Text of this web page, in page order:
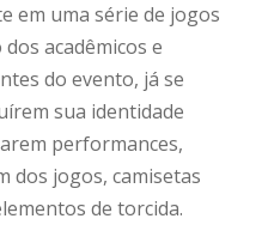
em uma série de jogos
acadêmicos e
do evento, já se
sua identidade
performances,
dos jogos, camisetas
de torcida.